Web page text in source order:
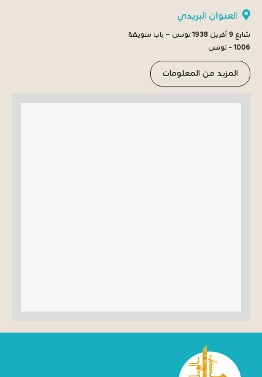
العنوان البريدي
شارع 9 أفريل 1938 تونس – باب سويقة
1006 - تونس
المزيد من المعلومات